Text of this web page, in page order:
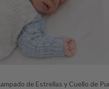
de Estrellas y Cuello de